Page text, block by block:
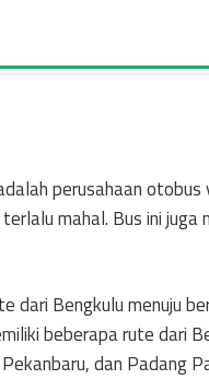
perusahaan
mahal. Bus ini juga
dari Bengkulu menuju
beberapa rute dari
dan Padang